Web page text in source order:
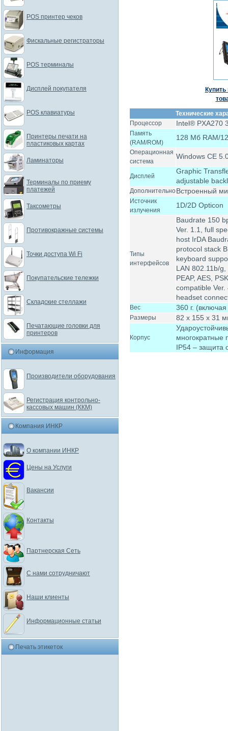
Технические
Процессор
Intel® PXA270
Память
(RAM/ROM)
128 Мб RAM/
Операционная
система
Windows CE
Дисплей
Graphic
adjustable
ДополнительноВстроенный
Источник
излучения
1D/2D Opticon
Типы
интерфейсов
Baudrate 150
Ver. 1.1, full
host IrDA
protocol stack
keyboard
LAN 802.11b/g,
PEAP, AES,
compatible
headset
Вес 360 г.
Размеры 82 x 155 x 31
Корпус
многократные
IP54 – защита
POS принтер чеков
Фискальные регистраторы
POS терминалы
Дисплей покупателя
POS клавиатуры
Принтеры печати на
пластиковых картах
Ламинаторы
Терминалы по приему
платежей
Таксометры
Противокражные системы
Точки доступа Wi Fi
Покупательские тележки
Складские стеллажи
Печатающие головки для
принтеров
Информация
Производители оборудования
Регистрация контрольно-
кассовых машин (ККМ)
Компания ИНКР
О компании ИНКР
Цены на Услуги
Вакансии
Контакты
Партнерская Сеть
С нами сотрудничают
Наши клиенты
Информационные статьи
Печать этикеток